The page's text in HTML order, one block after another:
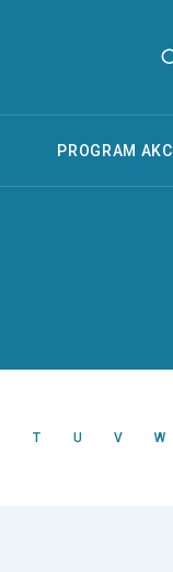
PROGRAM AKCÍ
T U V W